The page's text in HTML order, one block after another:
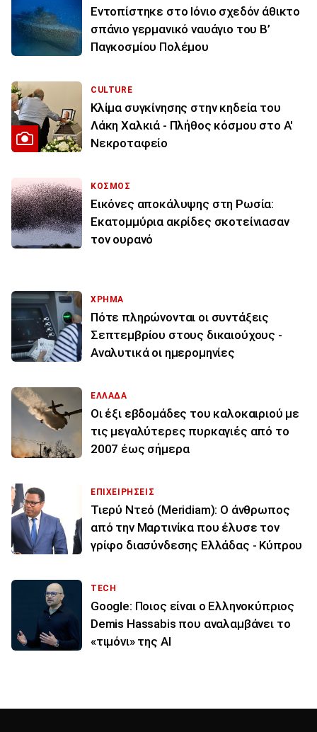
Εντοπίστηκε στο Ιόνιο σχεδόν άθικτο
σπάνιο γερμανικό ναυάγιο του Β’
Παγκοσμίου Πολέμου
CULTURE
Κλίμα συγκίνησης στην κηδεία του
Λάκη Χαλκιά - Πλήθος κόσμου στο Α'
Νεκροταφείο
ΚΟΣΜΟΣ
Εικόνες αποκάλυψης στη Ρωσία:
Εκατομμύρια ακρίδες σκοτείνιασαν
τον ουρανό
ΧΡΗΜΑ
Πότε πληρώνονται οι συντάξεις
Σεπτεμβρίου στους δικαιούχους -
Αναλυτικά οι ημερομηνίες
ΕΛΛΑΔΑ
Οι έξι εβδομάδες του καλοκαιριού με
τις μεγαλύτερες πυρκαγιές από το
2007 έως σήμερα
ΕΠΙΧΕΙΡΗΣΕΙΣ
Τιερύ Ντεό (Meridiam): Ο άνθρωπος
από την Μαρτινίκα που έλυσε τον
γρίφο διασύνδεσης Ελλάδας - Κύπρου
TECH
Google: Ποιος είναι ο Ελληνοκύπριος
Demis Hassabis που αναλαμβάνει το
«τιμόνι» της ΑΙ